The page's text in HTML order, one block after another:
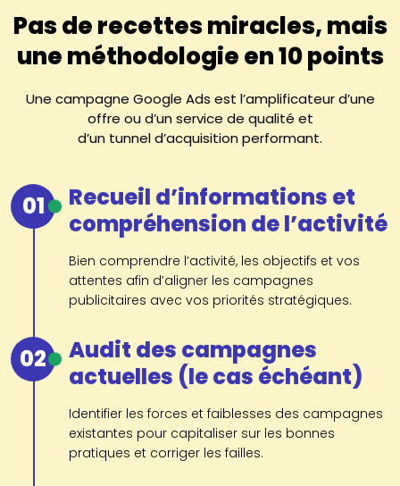
Pas de recettes miracles, mais
une méthodologie en 10 points
Une campagne Google Ads est l’amplificateur d’une
offre ou d’un service de qualité et
d’un tunnel d’acquisition performant.
01
Recueil d’informations et
compréhension de l’activité
Bien comprendre l’activité, les objectifs et vos
attentes afin d’aligner les campagnes
publicitaires avec vos priorités stratégiques.
02
Audit des campagnes
actuelles (le cas échéant)
Identifier les forces et faiblesses des campagnes
existantes pour capitaliser sur les bonnes
pratiques et corriger les failles.